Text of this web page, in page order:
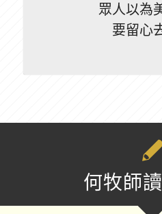
眾人以為
要留心
何牧師